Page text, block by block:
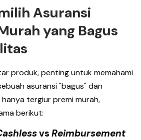
Asuransi
yang Bagus
produk, penting untuk memahami
asuransi "bagus" dan
tergiur premi murah,
berikut:
vs Reimbursement